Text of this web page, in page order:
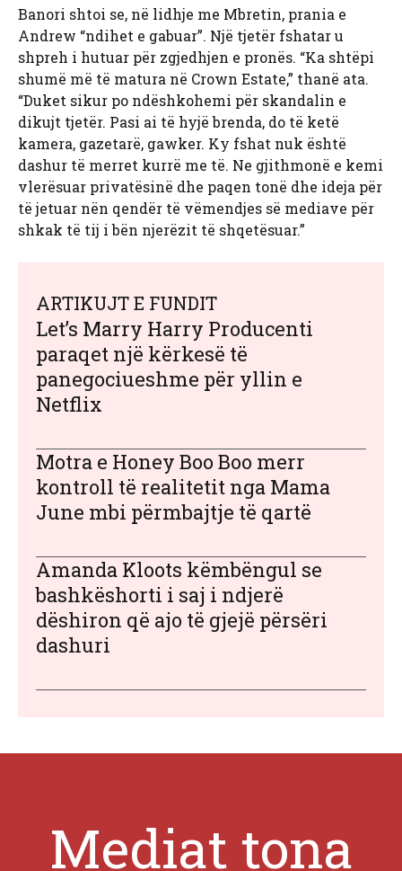
Banori shtoi se, në lidhje me Mbretin, prania e
Andrew “ndihet e gabuar”. Një tjetër fshatar u
shpreh i hutuar për zgjedhjen e pronës. “Ka shtëpi
shumë më të matura në Crown Estate,” thanë ata.
“Duket sikur po ndëshkohemi për skandalin e
dikujt tjetër. Pasi ai të hyjë brenda, do të ketë
kamera, gazetarë, gawker. Ky fshat nuk është
dashur të merret kurrë me të. Ne gjithmonë e kemi
vlerësuar privatësinë dhe paqen tonë dhe ideja për
të jetuar nën qendër të vëmendjes së mediave për
shkak të tij i bën njerëzit të shqetësuar.”
ARTIKUJT E FUNDIT
Let’s Marry Harry Producenti
paraqet një kërkesë të
panegociueshme për yllin e
Netflix
Motra e Honey Boo Boo merr
kontroll të realitetit nga Mama
June mbi përmbajtje të qartë
Amanda Kloots këmbëngul se
bashkëshorti i saj i ndjerë
dëshiron që ajo të gjejë përsëri
dashuri
Mediat tona